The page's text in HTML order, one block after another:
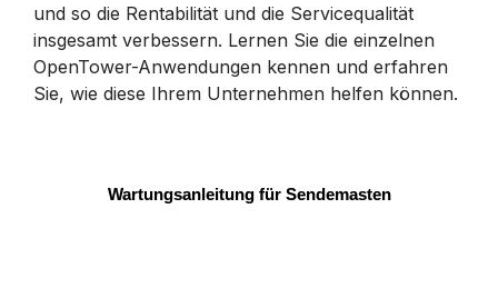
und so die Rentabilität und die Servicequalität
insgesamt verbessern. Lernen Sie die einzelnen
OpenTower-Anwendungen kennen und erfahren
Sie, wie diese Ihrem Unternehmen helfen können.
Wartungsanleitung für Sendemasten